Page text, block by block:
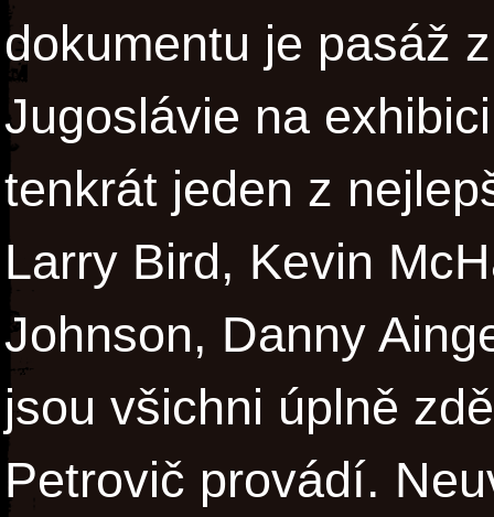
dokumentu je pasáž
Jugoslávie na
tenkrát jeden z
Larry Bird, Kevin
Johnson, Danny
jsou všichni úplně
Petrovič provádí.